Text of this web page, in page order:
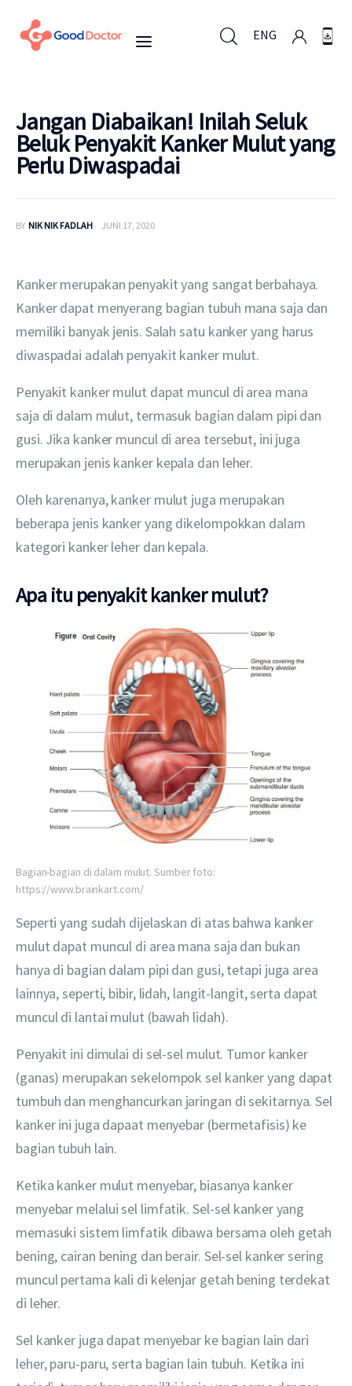
ENG
ENG
Untuk Bisnis
Berita
Layanan
Jangan Diabaikan! Inilah Seluk
Beluk Penyakit Kanker Mulut yang
Perlu Diwaspadai
BY NIK NIK FADLAH JUNI 17, 2020
Kanker merupakan penyakit yang sangat berbahaya.
Kanker dapat menyerang bagian tubuh mana saja dan
memiliki banyak jenis. Salah satu kanker yang harus
diwaspadai adalah penyakit kanker mulut.
Penyakit kanker mulut dapat muncul di area mana
saja di dalam mulut, termasuk bagian dalam pipi dan
gusi. Jika kanker muncul di area tersebut, ini juga
merupakan jenis kanker kepala dan leher.
Oleh karenanya, kanker mulut juga merupakan
beberapa jenis kanker yang dikelompokkan dalam
kategori kanker leher dan kepala.
Apa itu penyakit kanker mulut?
Bagian-bagian di dalam mulut. Sumber foto:
https://www.brainkart.com/
Seperti yang sudah dijelaskan di atas bahwa kanker
mulut dapat muncul di area mana saja dan bukan
hanya di bagian dalam pipi dan gusi, tetapi juga area
lainnya, seperti, bibir, lidah, langit-langit, serta dapat
muncul di lantai mulut (bawah lidah).
Penyakit ini dimulai di sel-sel mulut. Tumor kanker
(ganas) merupakan sekelompok sel kanker yang dapat
tumbuh dan menghancurkan jaringan di sekitarnya. Sel
kanker ini juga dapaat menyebar (bermetafisis) ke
bagian tubuh lain.
Ketika kanker mulut menyebar, biasanya kanker
menyebar melalui sel limfatik. Sel-sel kanker yang
memasuki sistem limfatik dibawa bersama oleh getah
bening, cairan bening dan berair. Sel-sel kanker sering
muncul pertama kali di kelenjar getah bening terdekat
di leher.
Sel kanker juga dapat menyebar ke bagian lain dari
leher, paru-paru, serta bagian lain tubuh. Ketika ini